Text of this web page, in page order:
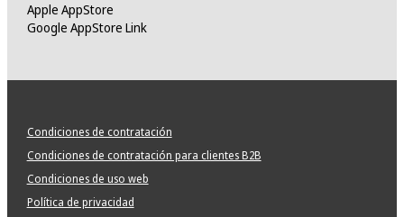
Apple AppStore
Google AppStore Link
Condiciones de contratación
Condiciones de contratación para clientes B2B
Condiciones de uso web
Política de privacidad